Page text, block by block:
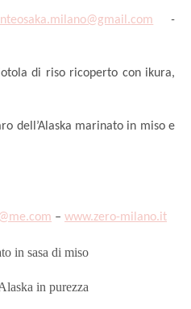
com -
di riso ricoperto con ikura,
dell’Alaska marinato in miso e
– www.zero-milano.it
in sasa di miso
in purezza